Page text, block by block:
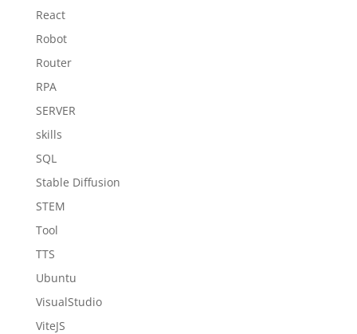
React
Robot
Router
RPA
SERVER
skills
SQL
Stable Diffusion
STEM
Tool
TTS
Ubuntu
VisualStudio
ViteJS